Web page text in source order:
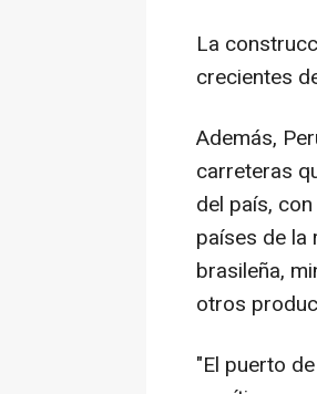
La
crecientes
Además,
carreteras
del país,
países de la
brasileña,
otros
"El puerto